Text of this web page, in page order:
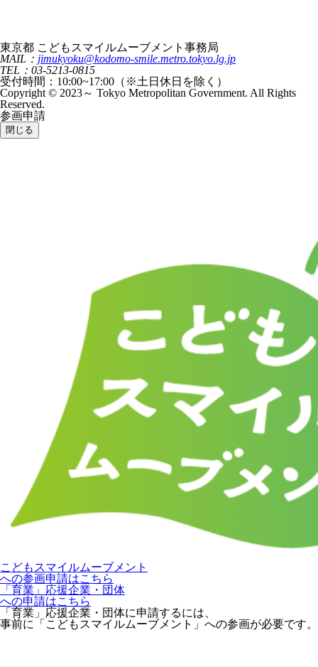
東京都 こどもスマイルムーブメント事務局
MAIL： jimukyoku@kodomo-smile.metro.tokyo.lg.jp
TEL：03-5213-0815
受付時間：10:00~17:00（※土日休日を除く）
Copyright © 2023～ Tokyo Metropolitan Government. All Rights
Reserved.
参画申請
閉じる
こどもスマイルムーブメント
への参画申請はこちら
「育業」応援企業・団体
への申請はこちら
「育業」応援企業・団体に申請するには、
事前に「こどもスマイルムーブメント」への参画が必要です。